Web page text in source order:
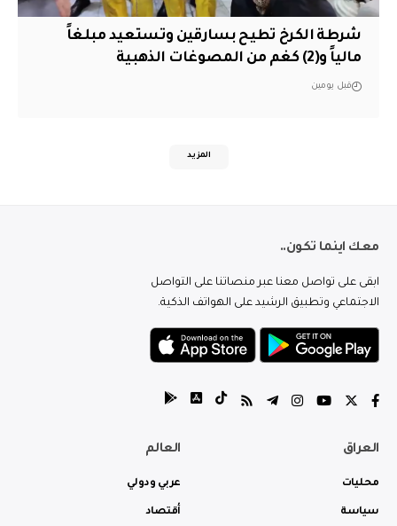
شرطة الكرخ تطيح بسارقين وتستعيد مبلغاً
مالياً و(2) كغم من المصوغات الذهبية
قبل يومين
المزيد
معك اينما تكون..
ابقى على تواصل معنا عبر منصاتنا على التواصل
الاجتماعي وتطبيق الرشيد على الهواتف الذكية.
العراق
محليات
سياسة
العالم
عربي ودولي
أقتصاد